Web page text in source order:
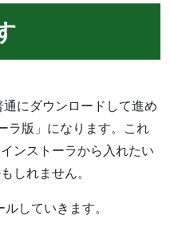
にダウンロードして進め
ラ版」になります。これ
ンストーラから入れたい
しれません。
していきます。